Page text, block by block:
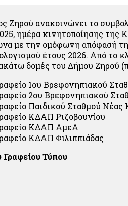
Ζηρού ανακοινώνει το
ημέρα κινητοποίησης
με την ομόφωνη απόφασή
έτους 2026. Από το
δομές του Δήμου Ζηρού
1ου Βρεφονηπιακού
2ου Βρεφονηπιακού
Παιδικού Σταθμού Νέας
ΚΔΑΠ Ριζοβουνίου
ΚΔΑΠ ΑμεΑ
ΚΔΑΠ Φιλιππιάδας
Γραφείου Τύπου